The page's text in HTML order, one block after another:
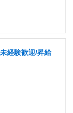
経験歓迎/昇給